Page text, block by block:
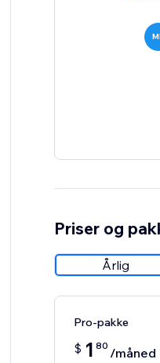
Priser og
Årlig
Pro-pakke
$ 1 80 /måned